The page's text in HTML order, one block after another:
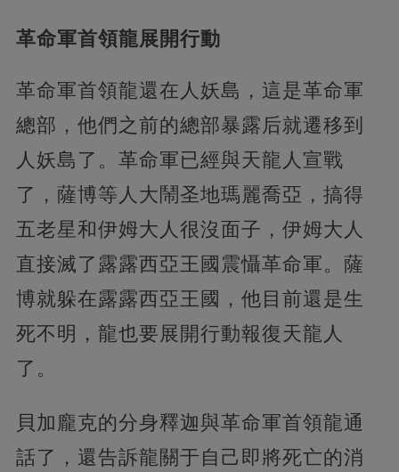
革命軍首領龍展開行動
革命軍首領龍還在人妖島，這是革命軍
總部，他們之前的總部暴露后就遷移到
人妖島了。革命軍已經與天龍人宣戰
了，薩博等人大鬧圣地瑪麗喬亞，搞得
五老星和伊姆大人很沒面子，伊姆大人
直接滅了露露西亞王國震懾革命軍。薩
博就躲在露露西亞王國，他目前還是生
死不明，龍也要展開行動報復天龍人
了。
貝加龐克的分身釋迦與革命軍首領龍通
話了，還告訴龍關于自己即將死亡的消